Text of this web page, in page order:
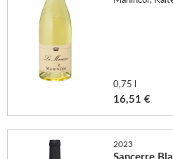
0,75 l
16,51 €
2023